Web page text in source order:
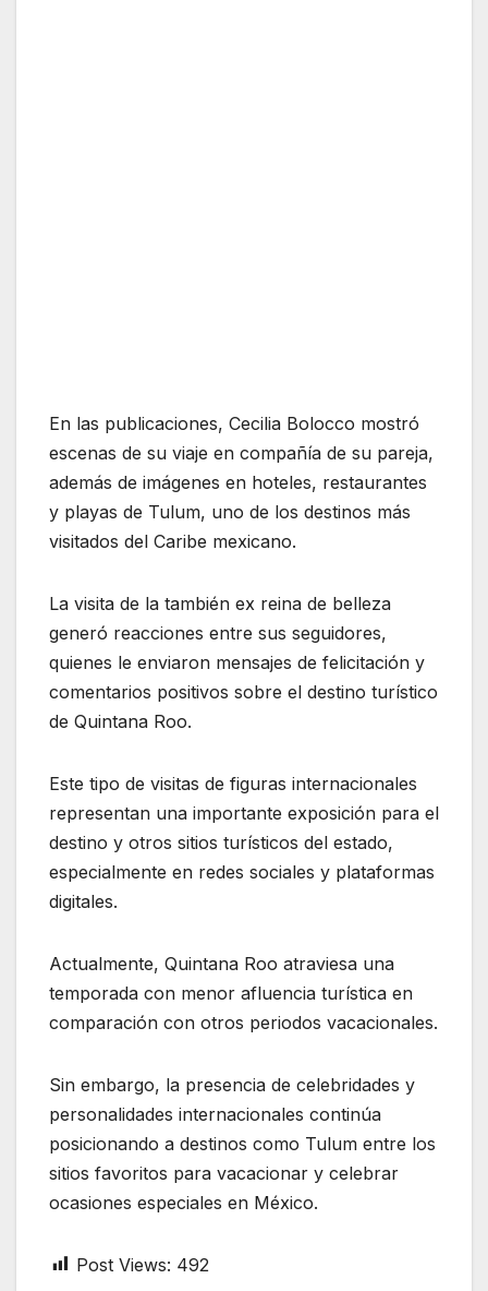
En las publicaciones, Cecilia Bolocco mostró
escenas de su viaje en compañía de su pareja,
además de imágenes en hoteles, restaurantes
y playas de Tulum, uno de los destinos más
visitados del Caribe mexicano.
La visita de la también ex reina de belleza
generó reacciones entre sus seguidores,
quienes le enviaron mensajes de felicitación y
comentarios positivos sobre el destino turístico
de Quintana Roo.
Este tipo de visitas de figuras internacionales
representan una importante exposición para el
destino y otros sitios turísticos del estado,
especialmente en redes sociales y plataformas
digitales.
Actualmente, Quintana Roo atraviesa una
temporada con menor afluencia turística en
comparación con otros periodos vacacionales.
Sin embargo, la presencia de celebridades y
personalidades internacionales continúa
posicionando a destinos como Tulum entre los
sitios favoritos para vacacionar y celebrar
ocasiones especiales en México.
Post Views: 492